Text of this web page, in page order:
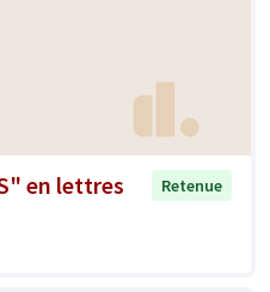
en lettres
Retenue